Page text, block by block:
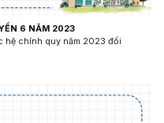
6 NĂM 2023
hệ chính quy năm 2023 đối